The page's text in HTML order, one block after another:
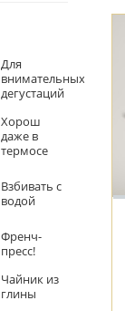
Для
внимательных
дегустаций
Хорош
даже в
термосе
Взбивать с
водой
Френч-
пресс!
Чайник из
глины